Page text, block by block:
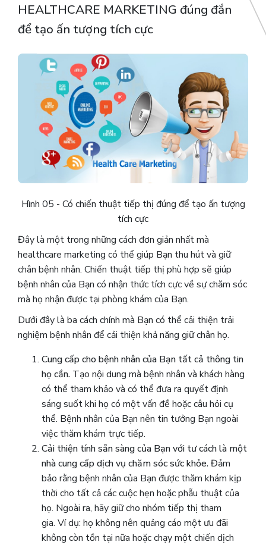
HEALTHCARE MARKETING đúng đắn
để tạo ấn tượng tích cực
Hình 05 - Có chiến thuật tiếp thị đúng để tạo ấn tượng
tích cực
Đây là một trong những cách đơn giản nhất mà
healthcare marketing có thể giúp Bạn thu hút và giữ
chân bệnh nhân. Chiến thuật tiếp thị phù hợp sẽ giúp
bệnh nhân của Bạn có nhận thức tích cực về sự chăm sóc
mà họ nhận được tại phòng khám của Bạn.
Dưới đây là ba cách chính mà Bạn có thể cải thiện trải
nghiệm bệnh nhân để cải thiện khả năng giữ chân họ.
Cung cấp cho bệnh nhân của Bạn tất cả thông tin
họ cần. Tạo nội dung mà bệnh nhân và khách hàng
có thể tham khảo và có thể đưa ra quyết định
sáng suốt khi họ có một vấn đề hoặc câu hỏi cụ
thể. Bệnh nhân của Bạn nên tin tưởng Bạn ngoài
việc thăm khám trực tiếp.
Cải thiện tính sẵn sàng của Bạn với tư cách là một
nhà cung cấp dịch vụ chăm sóc sức khỏe.Đảm
bảo rằng bệnh nhân của Bạn được thăm khám kịp
thời cho tất cả các cuộc hẹn hoặc phẫu thuật của
họ. Ngoài ra, hãy giữ cho nhóm tiếp thị tham
gia. Ví dụ: họ không nên quảng cáo một ưu đãi
không còn tồn tại nữa hoặc chạy một chiến dịch